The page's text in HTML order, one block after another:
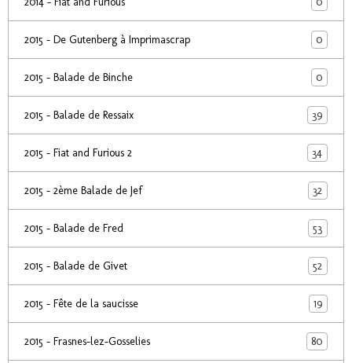
2015 - De Gutenberg à Imprimascrap 0
2015 - Balade de Binche 0
2015 - Balade de Ressaix 39
2015 - Fiat and Furious 2 34
2015 - 2ème Balade de Jef 32
2015 - Balade de Fred 53
2015 - Balade de Givet 52
2015 - Fête de la saucisse 19
2015 - Frasnes-lez-Gosselies 80